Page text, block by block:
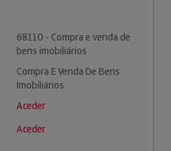
68110 - Compra e venda de
bens imobiliários
Compra E Venda De Bens
Imobiliários
Aceder
Aceder